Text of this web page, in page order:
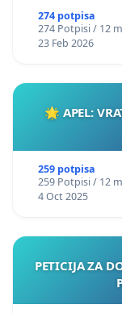
274 potpisa
274 Potpisi / 12
23 Feb 2026
🌟 APEL:
259 potpisa
259 Potpisi / 12
4 Oct 2025
PETICIJA ZA